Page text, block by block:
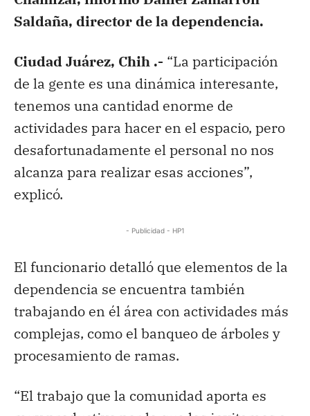
Saldaña, director de la dependencia.
Ciudad Juárez, Chih .- “La participación
de la gente es una dinámica interesante,
tenemos una cantidad enorme de
actividades para hacer en el espacio, pero
desafortunadamente el personal no nos
alcanza para realizar esas acciones”,
explicó.
- Publicidad - HP1
El funcionario detalló que elementos de la
dependencia se encuentra también
trabajando en él área con actividades más
complejas, como el banqueo de árboles y
procesamiento de ramas.
“El trabajo que la comunidad aporta es